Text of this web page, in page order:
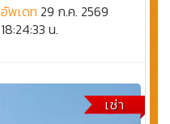
อัพเดท 29 ก.ค. 2569
18:24:33 น.
เช่า